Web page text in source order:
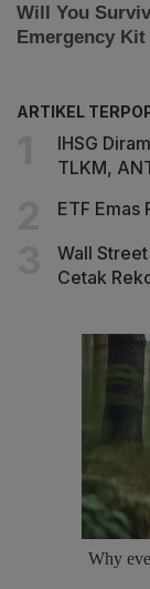
ARTIKEL
IHSG
TLKM,
ETF Emas
Wall
Cetak